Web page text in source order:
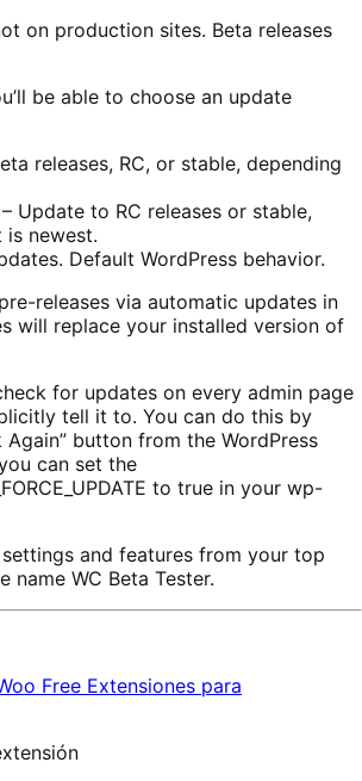
on production sites. Beta releases
be able to choose an update
releases, RC, or stable, depending
Update to RC releases or stable,
is newest.
Default WordPress behavior.
releases via automatic updates in
will replace your installed version of
for updates on every admin page
tell it to. You can do this by
Again” button from the WordPress
can set the
to true in your wp-
and features from your top
name WC Beta Tester.
Free Extensiones para